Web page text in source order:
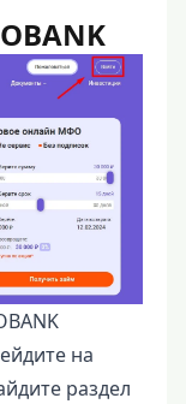
на
раздел